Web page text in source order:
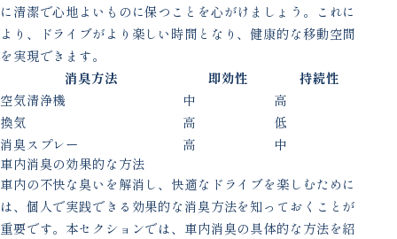
に清潔で心地よいものに保つことを心がけましょう。これに
より、ドライブがより楽しい時間となり、健康的な移動空間
を実現できます。
消臭方法
即効性
持続性
空気清浄機
中
高
換気
高
低
消臭スプレー
高
中
車内消臭の効果的な方法
車内の不快な臭いを解消し、快適なドライブを楽しむために
は、個人で実践できる効果的な消臭方法を知っておくことが
重要です。本セクションでは、車内消臭の具体的な方法を紹